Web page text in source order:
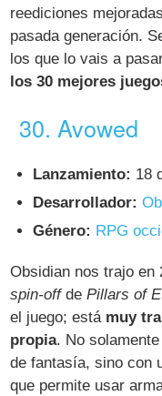
reediciones
pasada generación.
los que lo vais a
los 30 mejores
30. Avowed
Lanzamiento: 18
Desarrollador:
Género: RPG
Obsidian nos trajo en
spin-offdePillars of
el juego; está muy
propia. No
de fantasía, sino con
que permite usar